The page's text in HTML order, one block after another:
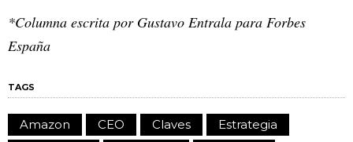
*Columna escrita por Gustavo Entrala para Forbes
España
TAGS
Amazon CEO Claves
Estrategia